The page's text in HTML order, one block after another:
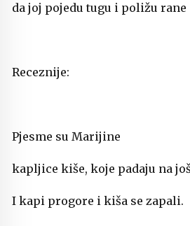
da joj pojedu tugu i poližu rane
Receznije:
Pjesme su Marijine
kapljice kiše, koje padaju na
I kapi progore i kiša se zapali.